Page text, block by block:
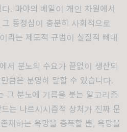
. 마야의 베일이 개인 차원에서
동정심이 충분히 사회적으로
라는 제도적 규범이 실질적 뼈대
서 분노의 수요가 끝없이 생산되
큼은 분명히 말할 수 있습니다.
그 분노에 기름을 붓는 알고리즘
는 나르시시즘적 상처가 진짜 문
재하는 욕망을 증폭할 뿐, 욕망을